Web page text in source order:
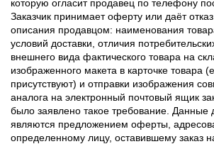
которую огласит продавец по телефону
Заказчик принимает оферту или даёт
описания продавцом: наименования
условий доставки, отличия
внешнего вида фактического товара на
изображенного макета в карточке товара
присутствуют) и отправки изображения
аналога на электронный почтовый ящик
было заявлено такое требование. Данные
являются предложением оферты,
определенному лицу, оставившему заказ